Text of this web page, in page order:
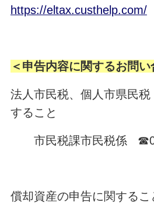
https://eltax.custhelp.com/
＜申告内容に関するお問い
法人市民税、個人市県民
すること
市民税課市民税係
償却資産の申告に関するこ